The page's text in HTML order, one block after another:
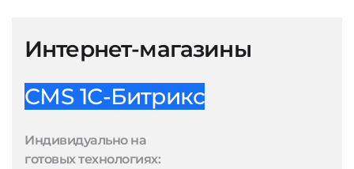
Интернет-магазины
CMS 1С-Битрикс
Индивидуально на
готовых технологиях: